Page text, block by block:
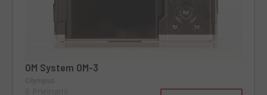
OM System OM-3